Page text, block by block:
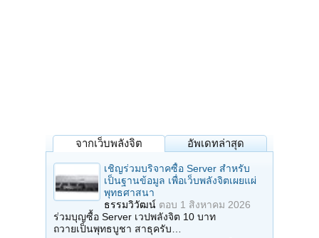
จากเว็บพลังจิต อัพเดทล่าสุด
เชิญร่วมบริจาคซื้อ Server สำหรับ
เป็นฐานข้อมูล เพื่อเว็บพลังจิตเผยแผ่
พุทธศาสนา
ธรรมวิวัฒน์ ตอบ 1 สิงหาคม 2026
ร่วมบุญซื้อ Server เวปพลังจิต 10 บาท
ถวายเป็นพุทธบูชา สาธุครับ…